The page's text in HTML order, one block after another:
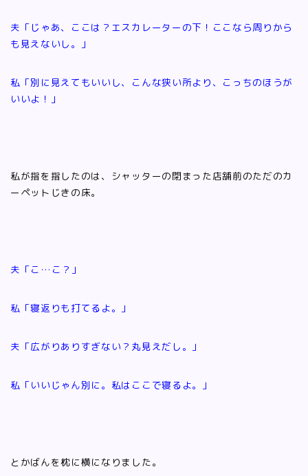
夫「じゃあ、ここは？エスカレーターの下！ここなら周りから
も見えないし。」
私「別に見えてもいいし、こんな狭い所より、こっちのほうが
いいよ！」
私が指を指したのは、シャッターの閉まった店舗前のただのカ
ーペットじきの床。
夫「こ…こ？」
私「寝返りも打てるよ。」
夫「広がりありすぎない？丸見えだし。」
私「いいじゃん別に。私はここで寝るよ。」
とかばんを枕に横になりました。